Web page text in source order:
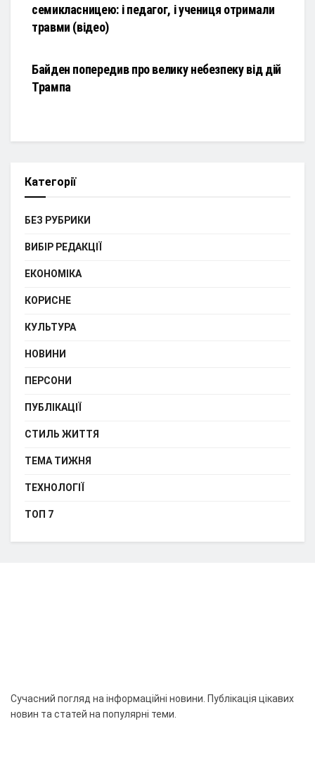
семикласницею: і педагог, і учениця отримали
травми (відео)
Байден попередив про велику небезпеку від дій
Трампа
Категорії
БЕЗ РУБРИКИ
ВИБІР РЕДАКЦІЇ
ЕКОНОМІКА
КОРИСНЕ
КУЛЬТУРА
НОВИНИ
ПЕРСОНИ
ПУБЛІКАЦІЇ
СТИЛЬ ЖИТТЯ
ТЕМА ТИЖНЯ
ТЕХНОЛОГІЇ
ТОП 7
Сучасний погляд на інформаційні новини. Публікація цікавих
новин та статей на популярні теми.